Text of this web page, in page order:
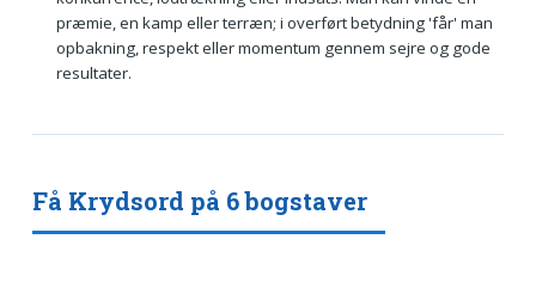
præmie, en kamp eller terræn; i overført betydning 'får' man
opbakning, respekt eller momentum gennem sejre og gode
resultater.
Få Krydsord på 6 bogstaver